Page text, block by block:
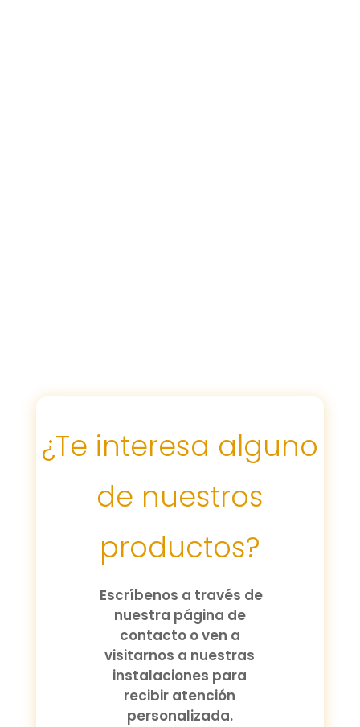
¿Te interesa alguno
de nuestros
productos?
Escríbenos a través de
nuestra página de
contacto o ven a
visitarnos a nuestras
instalaciones para
recibir atención
personalizada.